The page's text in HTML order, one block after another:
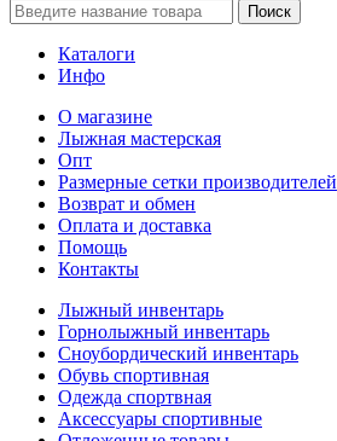
Поиск
Каталоги
Инфо
О магазине
Лыжная мастерская
Опт
Размерные сетки производителей
Возврат и обмен
Оплата и доставка
Помощь
Контакты
Лыжный инвентарь
Горнолыжный инвентарь
Сноубордический инвентарь
Обувь спортивная
Одежда спортвная
Аксессуары спортивные